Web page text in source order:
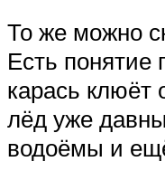
То же можно
Есть понятие
карась клюёт
лёд уже
водоёмы и